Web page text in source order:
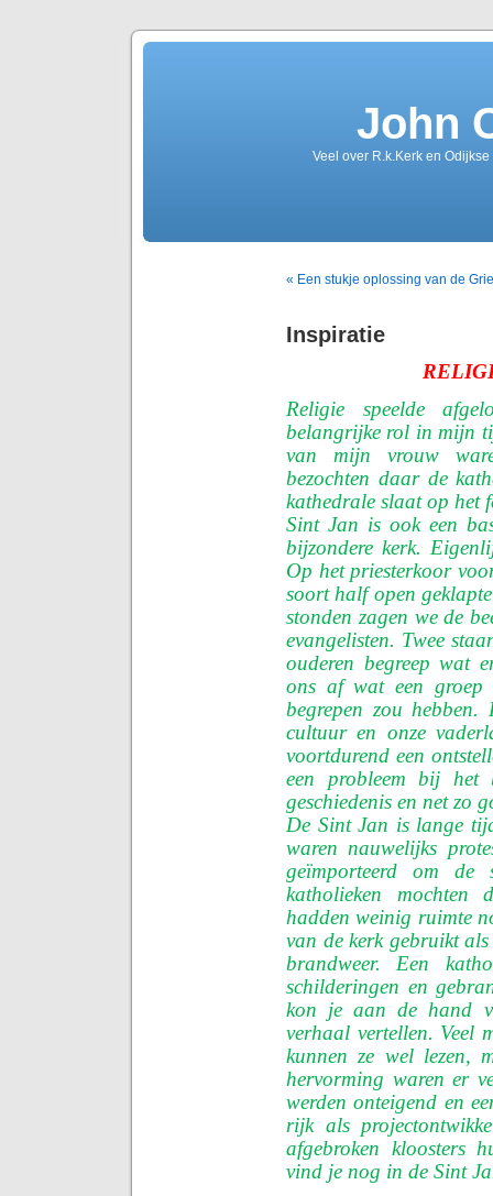
John
Veel over R.k.Kerk en
« Een stukje oplossing van de
Inspiratie
Religie speelde
belangrijke rol in mijn
van mijn vrouw
bezochten daar de
kathedrale slaat op het
Sint Jan is ook een
bijzondere kerk.
Op het priesterkoor
soort half open
stonden zagen we de
evangelisten. Twee
ouderen begreep wat
ons af wat een groep
begrepen zou
cultuur en onze
voortdurend een
een probleem bij het
geschiedenis en net zo
De Sint Jan is lange
waren nauwelijks
geïmporteerd om de
katholieken mochten
hadden weinig ruimte
van de kerk gebruikt
brandweer. Een
schilderingen en
kon je aan de hand
verhaal vertellen. Veel
kunnen ze wel lezen,
hervorming waren er
werden onteigend en
rijk als
afgebroken kloosters
vind je nog in de Sint